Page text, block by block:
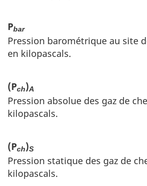
Pbar
Pression barométrique au site
en kilopascals.
(Pch)A
Pression absolue des gaz de
kilopascals.
(Pch)S
Pression statique des gaz de
kilopascals.